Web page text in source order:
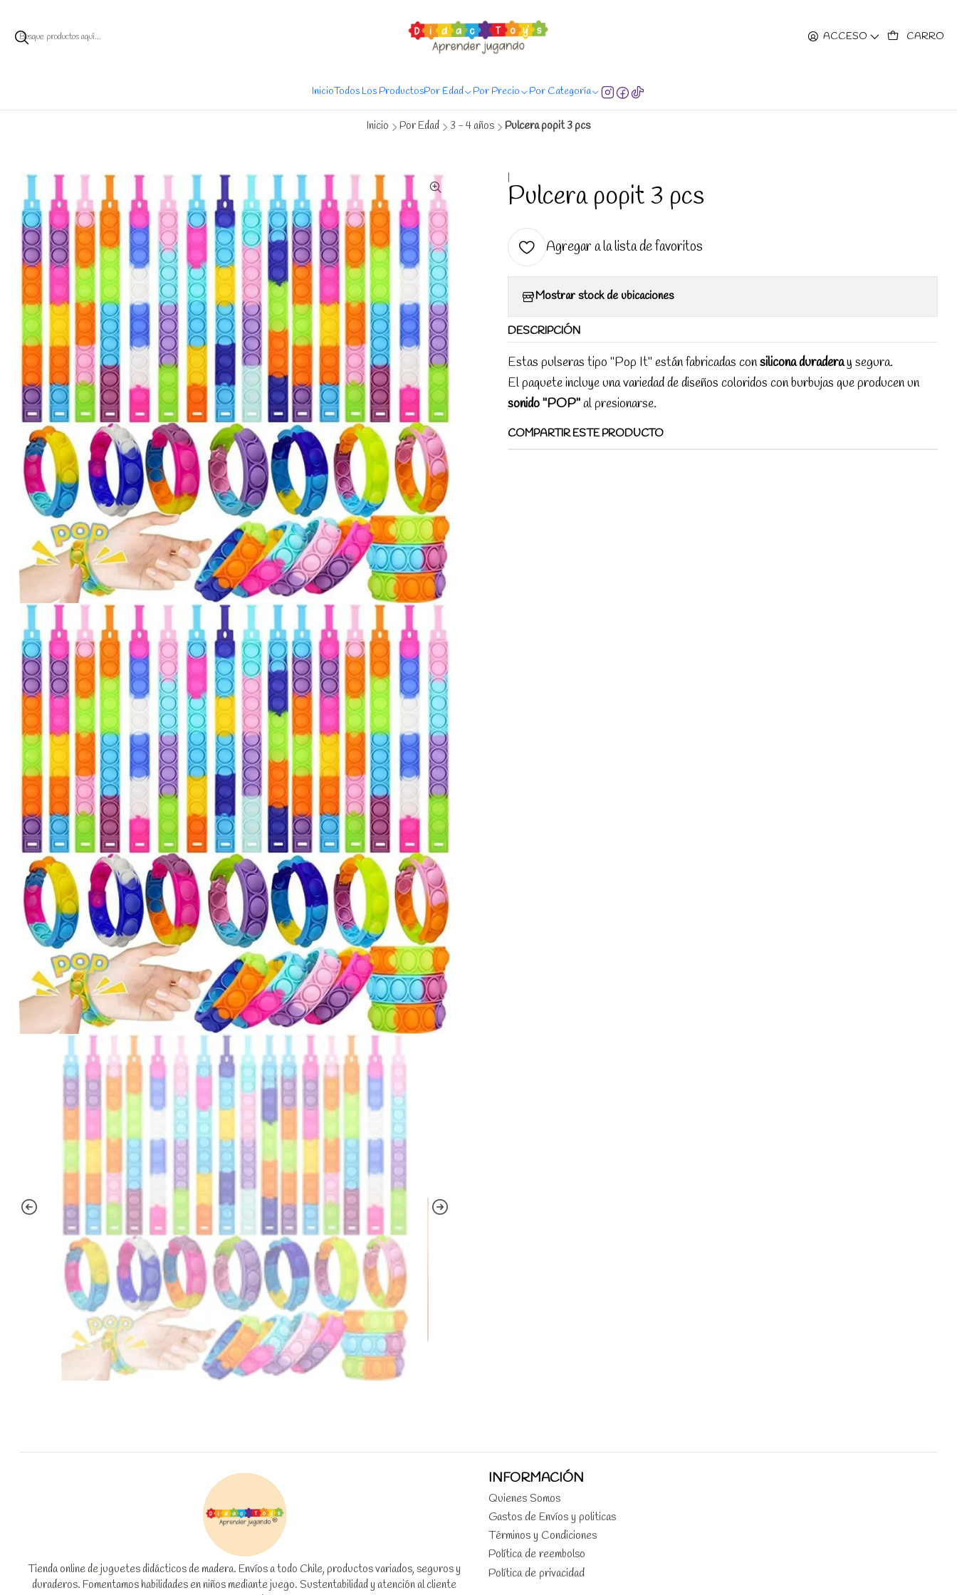
ACCESO CARRO
InicioTodos Los ProductosPor Edad Por Precio Por Categoría
Inicio Por Edad 3 - 4 años Pulcera popit 3 pcs
Pulcera popit 3 pcs
Agregar a la lista de favoritos
Mostrar stock de ubicaciones
DESCRIPCIÓN
Estas pulseras tipo "Pop It" están fabricadas consilicona duraderay segura.
El paquete incluye una variedad de diseños coloridos con burbujas que producen un
sonido "POP"al presionarse.
COMPARTIR ESTE PRODUCTO
Tienda online de juguetes didácticos de madera. Envíos a todo Chile, productos variados, seguros y
duraderos. Fomentamos habilidades en niños mediante juego. Sustentabilidad y atención al cliente
INFORMACIÓN
Quienes Somos
Gastos de Envíos y politicas
Términos y Condiciones
Política de reembolso
Política de privacidad